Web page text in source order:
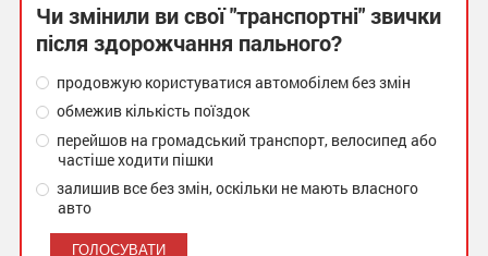
Чи змінили ви свої "транспортні" звички
після здорожчання пального?
продовжую користуватися автомобілем без змін
обмежив кількість поїздок
перейшов на громадський транспорт, велосипед або
частіше ходити пішки
залишив все без змін, оскільки не мають власного
авто